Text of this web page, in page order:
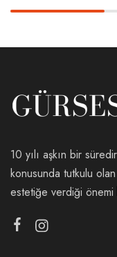
10 yılı aşkın bir
konusunda tutkulu olan
estetiğe verdiği önemi